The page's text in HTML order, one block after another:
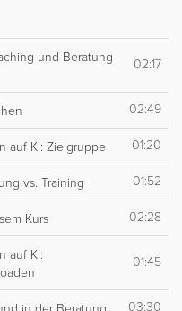
und Beratung
02:17
02:49
auf KI: Zielgruppe 01:20
vs. Training 01:52
Kurs 02:28
auf KI:
01:45
03:30